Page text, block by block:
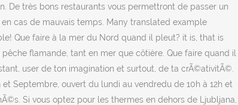
De très bons restaurants vous permettront de passer un
cas de mauvais temps. Many translated example
Que faire à la mer du Nord quand il pleut? it is, that is
flamande, tant en mer que côtière. Que faire quand il
user de ton imagination et surtout, de ta crÃ©ativitÃ©.
Septembre, ouvert du lundi au vendredu de 10h à 12h et
Si vous optez pour les thermes en dehors de Ljubljana,